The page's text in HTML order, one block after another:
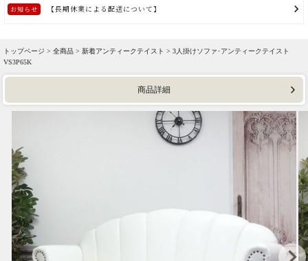
トップページ > 全商品 > 新着アンティークテイスト > 3人掛けソファ･アンティークテイスト
VS3P65K
商品詳細